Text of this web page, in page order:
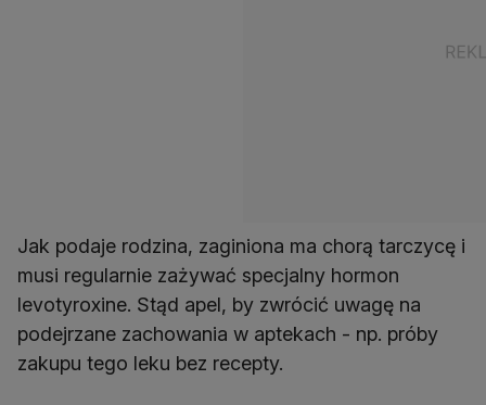
Jak podaje rodzina, zaginiona ma chorą tarczycę i
musi regularnie zażywać specjalny hormon
levotyroxine. Stąd apel, by zwrócić uwagę na
podejrzane zachowania w aptekach - np. próby
zakupu tego leku bez recepty.